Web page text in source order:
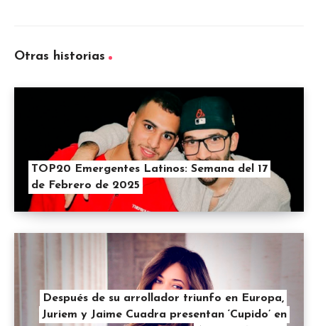
Otras historias
TOP20 Emergentes Latinos: Semana del 17
de Febrero de 2025
Después de su arrollador triunfo en Europa,
Juriem y Jaime Cuadra presentan ‘Cupido’ en